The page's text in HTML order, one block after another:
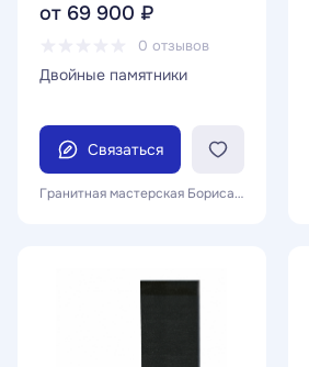
от 69 900 ₽
0 отзывов
Двойные памятники
Связаться
Гранитная мастерская Бориса Гладилина